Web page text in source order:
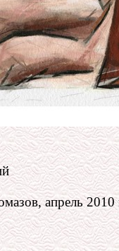
апрель 2010